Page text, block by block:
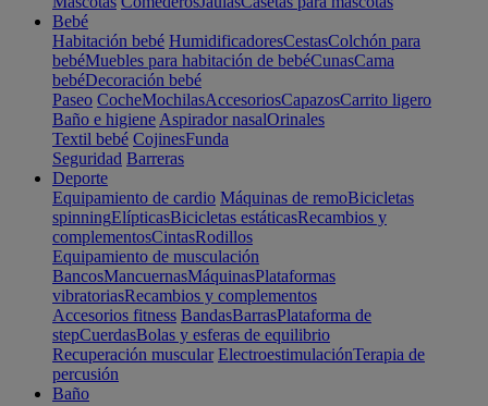
Bebé
Habitación bebé HumidificadoresCestasColchón para
bebéMuebles para habitación de bebéCunasCama
bebéDecoración bebé
Paseo CocheMochilasAccesoriosCapazosCarrito ligero
Baño e higiene Aspirador nasalOrinales
Textil bebé CojinesFunda
Seguridad Barreras
Deporte
Equipamiento de cardio Máquinas de remoBicicletas
spinningElípticasBicicletas estáticasRecambios y
complementosCintasRodillos
Equipamiento de musculación
BancosMancuernasMáquinasPlataformas
vibratoriasRecambios y complementos
Accesorios fitness BandasBarrasPlataforma de
stepCuerdasBolas y esferas de equilibrio
Recuperación muscular ElectroestimulaciónTerapia de
percusión
Baño